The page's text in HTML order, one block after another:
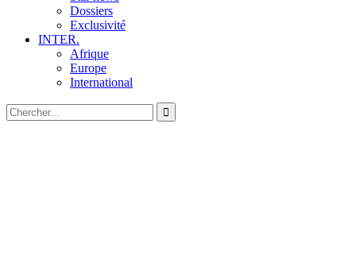
Dossiers
Exclusivité
INTER.
Afrique
Europe
International